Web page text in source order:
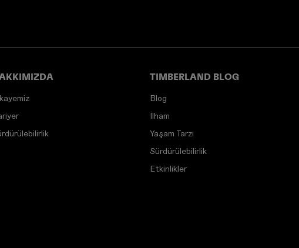
TIMBERLAND BLOG
Blog
İlham
Yaşam Tarzı
Sürdürülebilirlik
Etkinlikler